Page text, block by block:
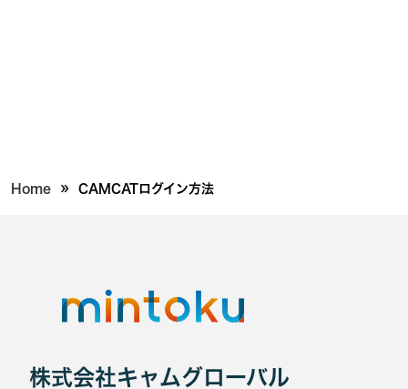
Home » CAMCATログイン方法
株式会社キャムグローバル